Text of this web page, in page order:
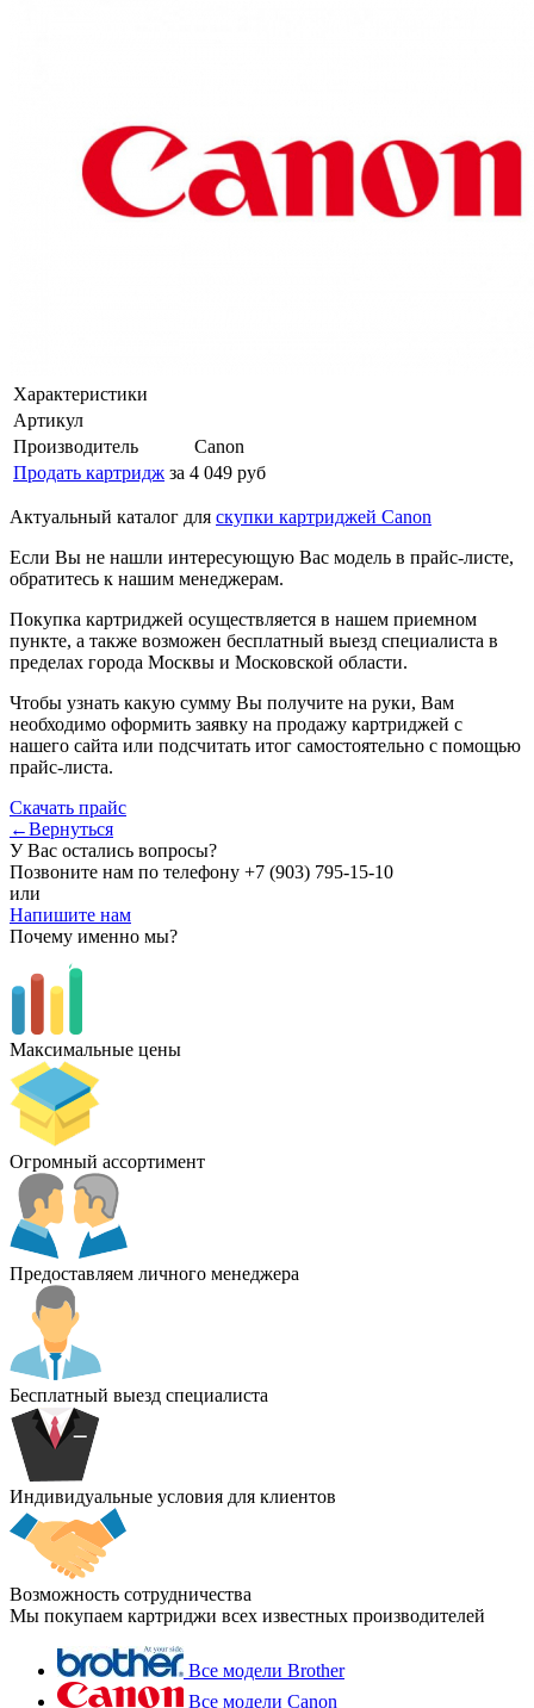
Характеристики
Артикул
Производитель
Canon
Продать картридж за 4 049 руб
Актуальный каталог для скупки картриджей Canon
Если Вы не нашли интересующую Вас модель в прайс-листе,
обратитесь к нашим менеджерам.
Покупка картриджей осуществляется в нашем приемном
пункте, а также возможен бесплатный выезд специалиста в
пределах города Москвы и Московской области.
Чтобы узнать какую сумму Вы получите на руки, Вам
необходимо оформить заявку на продажу картриджей с
нашего сайта или подсчитать итог самостоятельно с помощью
прайс-листа.
Скачать прайс
←Вернуться
У Вас остались вопросы?
Позвоните нам по телефону +7 (903) 795-15-10
или
Напишите нам
Почему именно мы?
Максимальные цены
Огромный ассортимент
Предоставляем личного менеджера
Бесплатный выезд специалиста
Индивидуальные условия для клиентов
Возможность сотрудничества
Мы покупаем картриджи всех известных производителей
Все модели Brother
Все модели Canon